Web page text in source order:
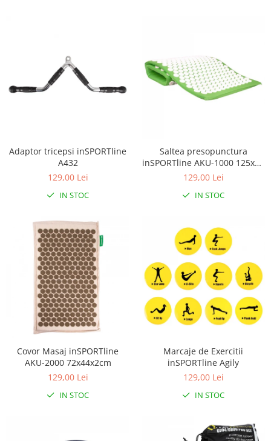
Adaptor tricepsi inSPORTline
A432
129,00 Lei
IN STOC
Saltea presopunctura
inSPORTline AKU-1000 125x50
cm
129,00 Lei
IN STOC
Covor Masaj inSPORTline
AKU-2000 72x44x2cm
129,00 Lei
IN STOC
Marcaje de Exercitii
inSPORTline Agily
129,00 Lei
IN STOC